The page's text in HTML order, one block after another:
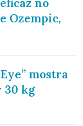
no
Ozempic,
mostra
30 kg